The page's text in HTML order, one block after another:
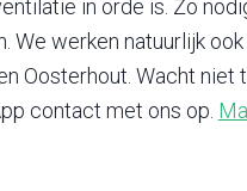
in orde is. Zo
We werken natuurlijk
Oosterhout. Wacht
contact met ons op.